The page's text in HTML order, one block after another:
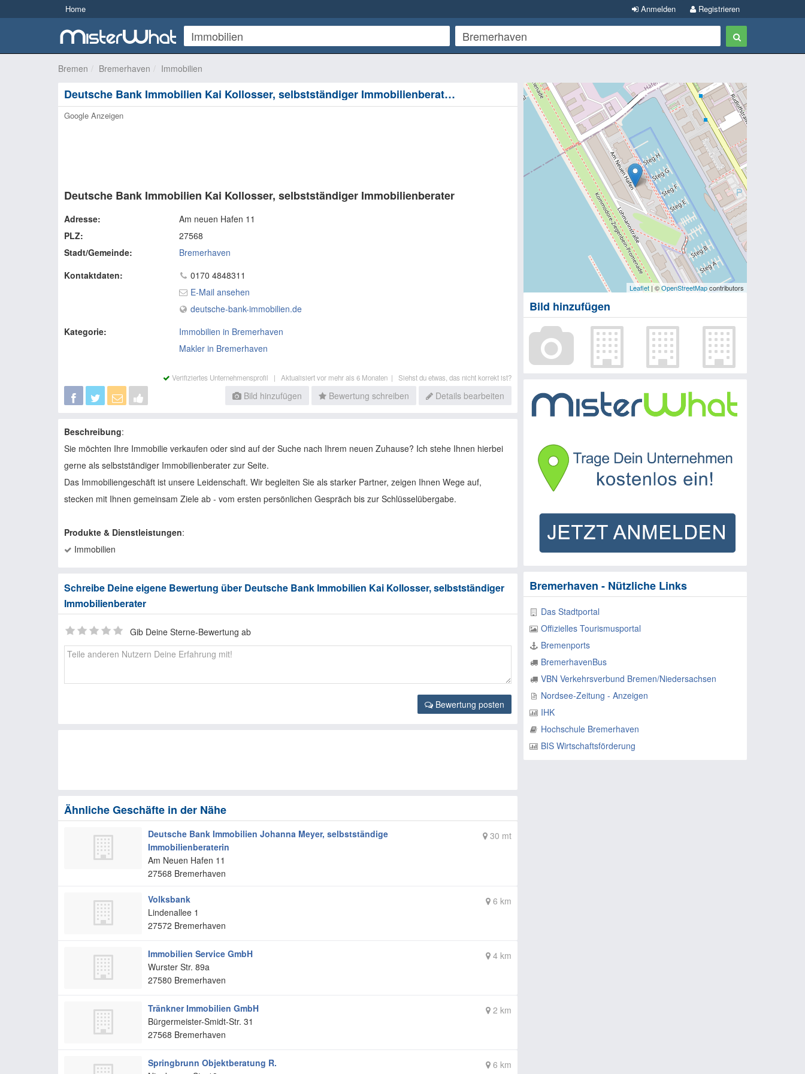
Home Registrieren
Anmelden
Bremen Bremerhaven Immobilien
Deutsche Bank Immobilien Kai Kollosser, selbstständiger Immobilienberater - Bremerhaven
Google Anzeigen
Deutsche Bank Immobilien Kai Kollosser, selbstständiger Immobilienberater
Adresse:
Am neuen Hafen 11
PLZ:
27568
Stadt/Gemeinde:
Bremerhaven
Kontaktdaten:
0170 4848311
E-Mail ansehen
deutsche-bank-immobilien.de
Kategorie:
Immobilien in Bremerhaven
Makler in Bremerhaven
Verifiziertes Unternehmensprofil | Aktualisiert vor mehr als 6 Monaten | Siehst du etwas, das nicht korrekt ist?
Bild hinzufügen Bewertung schreiben Details bearbeiten
Beschreibung:
Sie möchten Ihre Immobilie verkaufen oder sind auf der Suche nach Ihrem neuen Zuhause? Ich stehe Ihnen hierbei
gerne als selbstständiger Immobilienberater zur Seite.
Das Immobiliengeschäft ist unsere Leidenschaft. Wir begleiten Sie als starker Partner, zeigen Ihnen Wege auf,
stecken mit Ihnen gemeinsam Ziele ab - vom ersten persönlichen Gespräch bis zur Schlüsselübergabe.
Produkte & Dienstleistungen:
Immobilien
Schreibe Deine eigene Bewertung über Deutsche Bank Immobilien Kai Kollosser, selbstständiger
Immobilienberater
Gib Deine Sterne-Bewertung ab
Bewertung posten
Ähnliche Geschäfte in der Nähe
30 mt
Deutsche Bank Immobilien Johanna Meyer, selbstständige
Immobilienberaterin
Am Neuen Hafen 11
27568 Bremerhaven
6 km
Volksbank
Lindenallee 1
27572 Bremerhaven
4 km
Immobilien Service GmbH
Wurster Str. 89a
27580 Bremerhaven
2 km
Tränkner Immobilien GmbH
Bürgermeister-Smidt-Str. 31
27568 Bremerhaven
6 km
Springbrunn Objektberatung R.
Leaflet| ©OpenStreetMapcontributors
Bild hinzufügen
Bremerhaven - Nützliche Links
Das Stadtportal
Offizielles Tourismusportal
Bremenports
BremerhavenBus
VBN Verkehrsverbund Bremen/Niedersachsen
Nordsee-Zeitung - Anzeigen
IHK
Hochschule Bremerhaven
BIS Wirtschaftsförderung